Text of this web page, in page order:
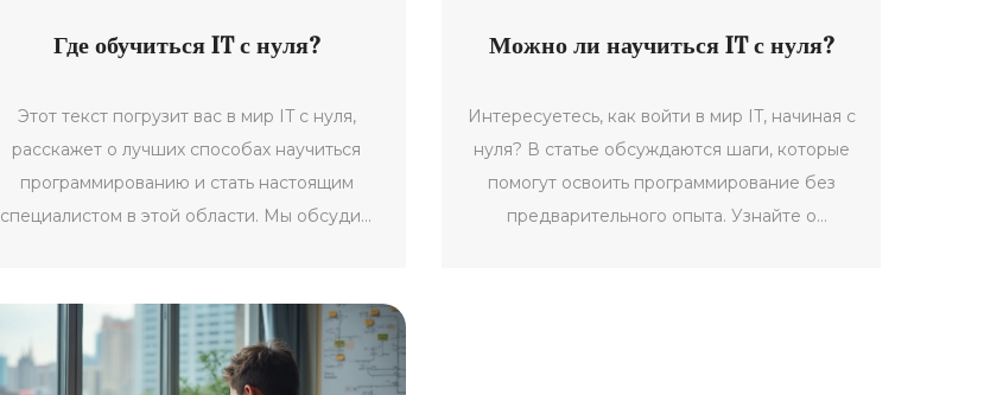
Где обучиться IT с нуля?
Этот текст погрузит вас в мир IT с нуля,
расскажет о лучших способах научиться
программированию и стать настоящим
специалистом в этой области. Мы обсудим
традиционные университеты. Также вы
найдете советы по выбору подходящей
программы и узнаете, как не потерять
Можно ли научиться IT с нуля?
Интересуетесь, как войти в мир IT, начиная с
нуля? В статье обсуждаются шаги, которые
помогут освоить программирование без
предварительного опыта. Узнайте о